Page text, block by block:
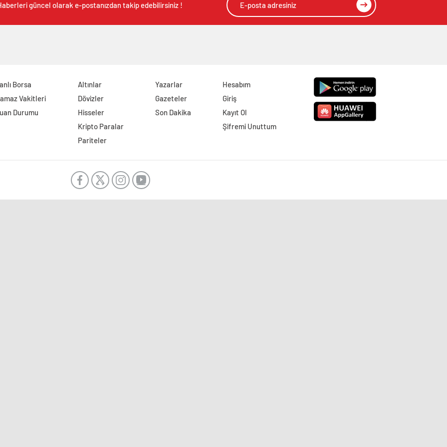
güncel olarak e-postanızdan takip edebilirsiniz !
Borsa
Vakitleri
Durumu
Altınlar
Dövizler
Hisseler
Kripto Paralar
Pariteler
Yazarlar
Gazeteler
Son Dakika
Hesabım
Giriş
Kayıt Ol
Şifremi Unuttum